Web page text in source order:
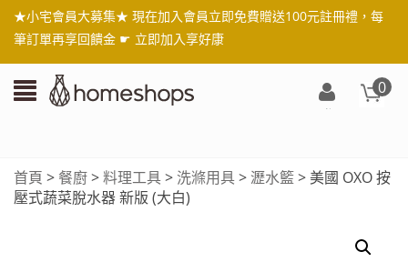
★小宅會員大募集★ 現在加入會員立即免費贈送100元註冊禮，每
筆訂單再享回饋金 ☛ 立即加入享好康
0
冊
首頁 > 餐廚>料理工具> 洗滌用具> 瀝水籃> 美國 OXO 按
壓式蔬菜脫水器 新版 (大白)